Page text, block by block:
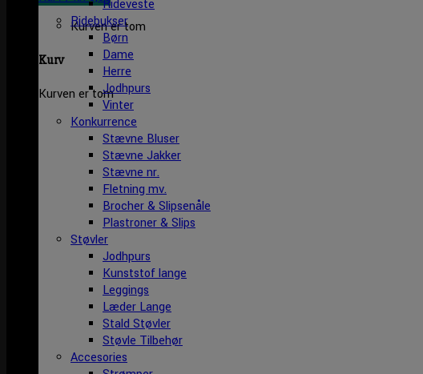
Kurven er tom
Kurv
Kurven er tom
Rideveste
Ridebukser
Børn
Dame
Herre
Jodhpurs
Vinter
Konkurrence
Stævne Bluser
Stævne Jakker
Stævne nr.
Fletning mv.
Brocher & Slipsenåle
Plastroner & Slips
Støvler
Jodhpurs
Kunststof lange
Leggings
Læder Lange
Stald Støvler
Støvle Tilbehør
Accesories